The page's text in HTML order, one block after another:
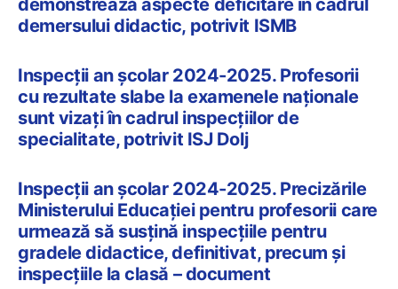
demonstrează aspecte deficitare in cadrul
demersului didactic, potrivit ISMB
Inspecții an școlar 2024-2025. Profesorii
cu rezultate slabe la examenele naționale
sunt vizați în cadrul inspecțiilor de
specialitate, potrivit ISJ Dolj
Inspecții an școlar 2024-2025. Precizările
Ministerului Educației pentru profesorii care
urmează să susțină inspecțiile pentru
gradele didactice, definitivat, precum și
inspecțiile la clasă – document